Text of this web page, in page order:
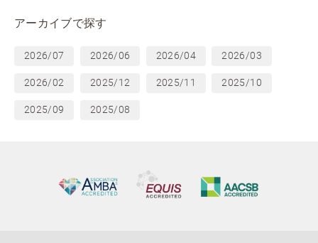
アーカイブで探す
2026/07 2026/06 2026/04 2026/03
2026/02 2025/12 2025/11 2025/10
2025/09 2025/08